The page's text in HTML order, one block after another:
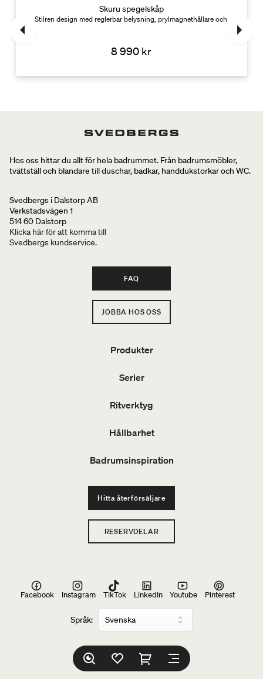
Skuru spegelskåp
Stilren design med reglerbar belysning, prylmagnethållare och avdelare.
8 990 kr
Hos oss hittar du allt för hela badrummet. Från badrumsmöbler,
tvättställ och blandare till duschar, badkar, handdukstorkar och WC.
Svedbergs i Dalstorp AB
Verkstadsvägen 1
514 60 Dalstorp
Klicka här för att komma till
Svedbergs kundservice.
FAQ
JOBBA HOS OSS
Produkter
Serier
Ritverktyg
Hållbarhet
Badrumsinspiration
Hitta återförsäljare
RESERVDELAR
Språk:
Facebook Instagram TikTok LinkedIn Youtube Pinterest